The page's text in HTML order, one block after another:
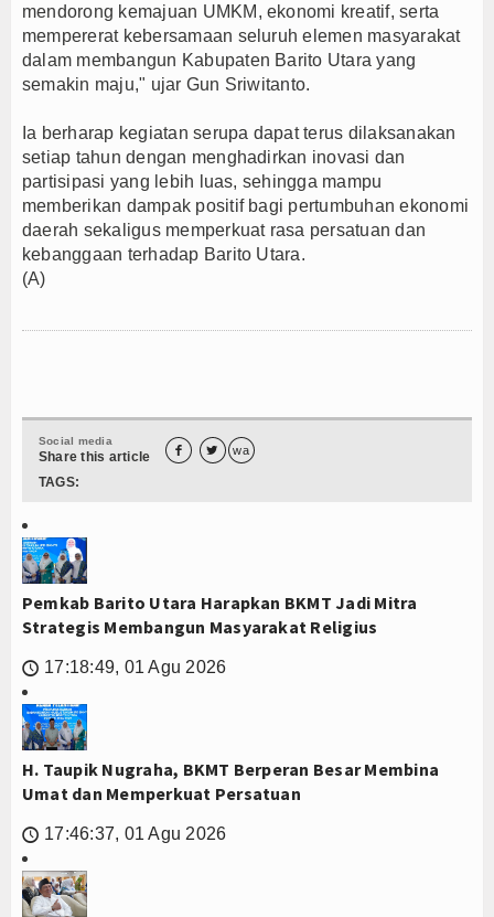
mendorong kemajuan UMKM, ekonomi kreatif, serta
mempererat kebersamaan seluruh elemen masyarakat
dalam membangun Kabupaten Barito Utara yang
semakin maju," ujar Gun Sriwitanto.
Ia berharap kegiatan serupa dapat terus dilaksanakan
setiap tahun dengan menghadirkan inovasi dan
partisipasi yang lebih luas, sehingga mampu
memberikan dampak positif bagi pertumbuhan ekonomi
daerah sekaligus memperkuat rasa persatuan dan
kebanggaan terhadap Barito Utara.
(A)
Social media
Share this article   wa
TAGS:
Pemkab Barito Utara Harapkan BKMT Jadi Mitra
Strategis Membangun Masyarakat Religius
🕔 17:18:49, 01 Agu 2026
H. Taupik Nugraha, BKMT Berperan Besar Membina
Umat dan Memperkuat Persatuan
🕔 17:46:37, 01 Agu 2026